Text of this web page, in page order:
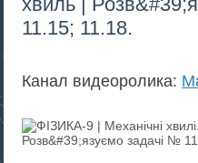
11.15; 11.18.
Канал видеоролика: